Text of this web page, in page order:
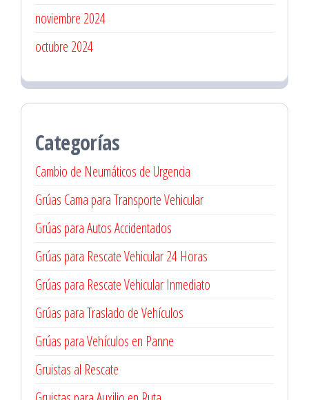
noviembre 2024
octubre 2024
Categorías
Cambio de Neumáticos de Urgencia
Grúas Cama para Transporte Vehicular
Grúas para Autos Accidentados
Grúas para Rescate Vehicular 24 Horas
Grúas para Rescate Vehicular Inmediato
Grúas para Traslado de Vehículos
Grúas para Vehículos en Panne
Gruistas al Rescate